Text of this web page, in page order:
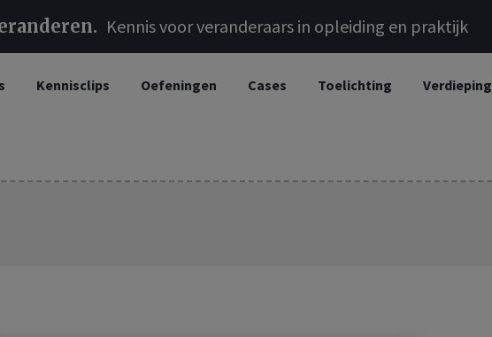
Kennis voor veranderaars in opleiding en praktijk
Kennisclips Oefeningen Cases Toelichting Verdieping